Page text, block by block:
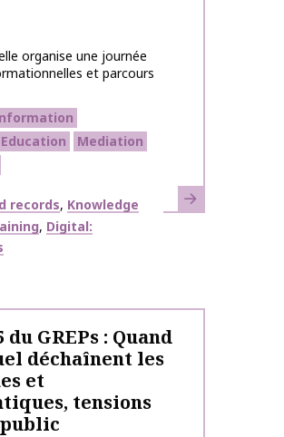
organise une journée
et parcours
Education
Mediation
records Knowledge
Digital:
Learn more
GREPs : Quand
déchaînent les
et
tensions